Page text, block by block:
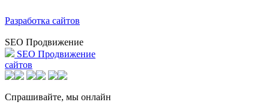
Разработка сайтов
SEO Продвижение
SEO Продвижение
сайтов
Спрашивайте, мы онлайн